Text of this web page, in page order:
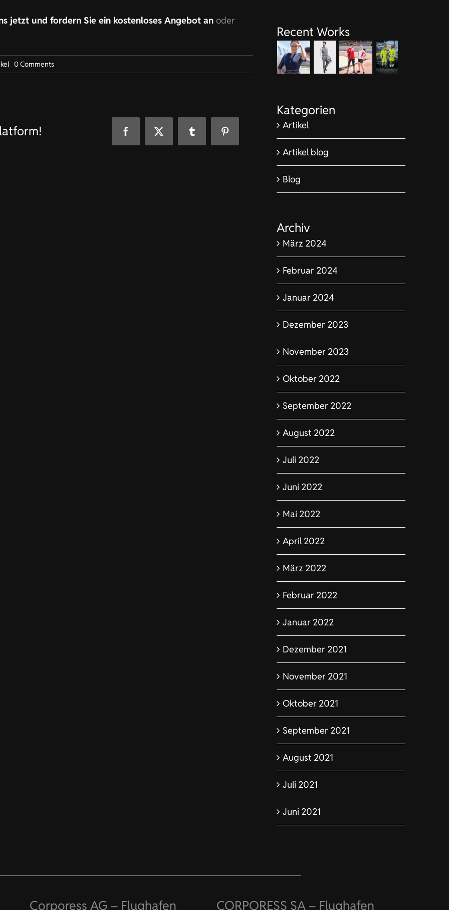
jetzt und fordern Sie ein kostenloses Angebot an oder
0 Commentson
Uniformen
Recent Works
Kategorien
Artikel
Artikel blog
Blog
Archiv
März 2024
Februar 2024
Januar 2024
Dezember 2023
November 2023
Oktober 2022
September 2022
August 2022
Juli 2022
Juni 2022
Mai 2022
April 2022
März 2022
Februar 2022
Januar 2022
Dezember 2021
November 2021
Oktober 2021
September 2021
August 2021
Juli 2021
Juni 2021
Corporess AG – Flughafen CORPORESS SA – Flughafen